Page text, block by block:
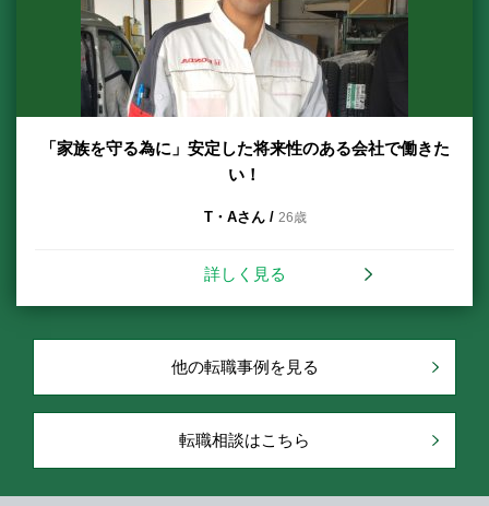
「家族を守る為に」安定した将来性のある会社で働きた
い！
T・Aさん / 26歳
詳しく見る
他の転職事例を見る
転職相談はこちら